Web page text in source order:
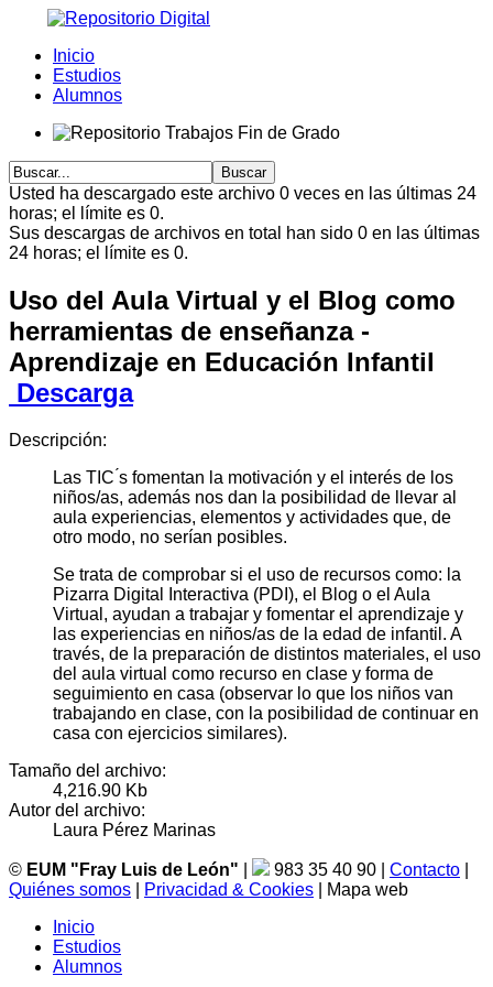
Inicio
Estudios
Alumnos
Usted ha descargado este archivo 0 veces en las últimas 24
horas; el límite es 0.
Sus descargas de archivos en total han sido 0 en las últimas
24 horas; el límite es 0.
Uso del Aula Virtual y el Blog como
herramientas de enseñanza -
Aprendizaje en Educación Infantil
Descarga
Descripción:
Las TIC ́s fomentan la motivación y el interés de los
niños/as, además nos dan la posibilidad de llevar al
aula experiencias, elementos y actividades que, de
otro modo, no serían posibles.
Se trata de comprobar si el uso de recursos como: la
Pizarra Digital Interactiva (PDI), el Blog o el Aula
Virtual, ayudan a trabajar y fomentar el aprendizaje y
las experiencias en niños/as de la edad de infantil. A
través, de la preparación de distintos materiales, el uso
del aula virtual como recurso en clase y forma de
seguimiento en casa (observar lo que los niños van
trabajando en clase, con la posibilidad de continuar en
casa con ejercicios similares).
Tamaño del archivo:
4,216.90 Kb
Autor del archivo:
Laura Pérez Marinas
© EUM "Fray Luis de León" 983 35 40 90 | Contacto
Quiénes somos
Privacidad & Cookies | Mapa web
Inicio
Estudios
Alumnos